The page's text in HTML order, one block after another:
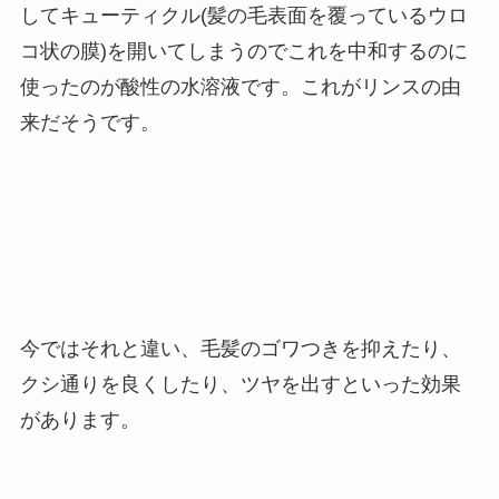
してキューティクル(髪の毛表面を覆っているウロ
コ状の膜)を開いてしまうのでこれを中和するのに
使ったのが酸性の水溶液です。これがリンスの由
来だそうです。
今ではそれと違い、毛髪のゴワつきを抑えたり、
クシ通りを良くしたり、ツヤを出すといった効果
があります。